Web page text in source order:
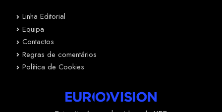
Linha Editorial
Equipa
Contactos
Regras de comentários
Política de Cookies